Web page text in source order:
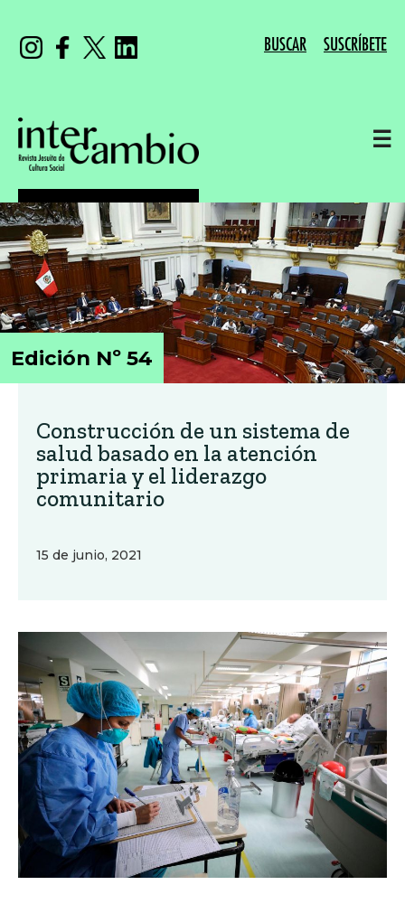
BUSCAR SUSCRÍBETE
☰
Edición Nº 54
Construcción de un sistema de
salud basado en la atención
primaria y el liderazgo
comunitario
15 de junio, 2021